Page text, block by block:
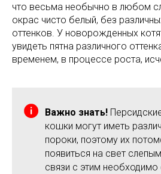
что весьма необычно в любом
окрас чисто белый, без
оттенков. У новорожденных
увидеть пятна различного
временем, в процессе роста,
Важно знать!
кошки могут иметь
пороки, поэтому их
появиться на свет
связи с этим необходимо